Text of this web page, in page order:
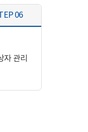
06
자 관리